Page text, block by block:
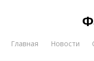
Главная Новости